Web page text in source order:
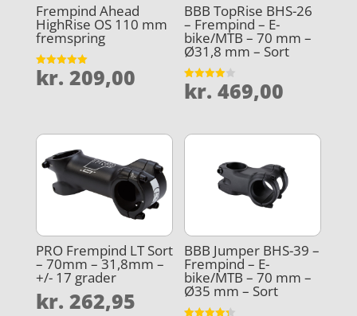
Frempind Ahead
HighRise OS 110 mm
fremspring
Vurderet
kr. 209,00
BBB TopRise BHS-26
– Frempind – E-
bike/MTB – 70 mm –
Ø31,8 mm – Sort
Vurderet
4
kr. 469,00
PRO Frempind LT Sort
– 70mm – 31,8mm –
+/- 17 grader
kr. 262,95
BBB Jumper BHS-39 –
Frempind – E-
bike/MTB – 70 mm –
Ø35 mm – Sort